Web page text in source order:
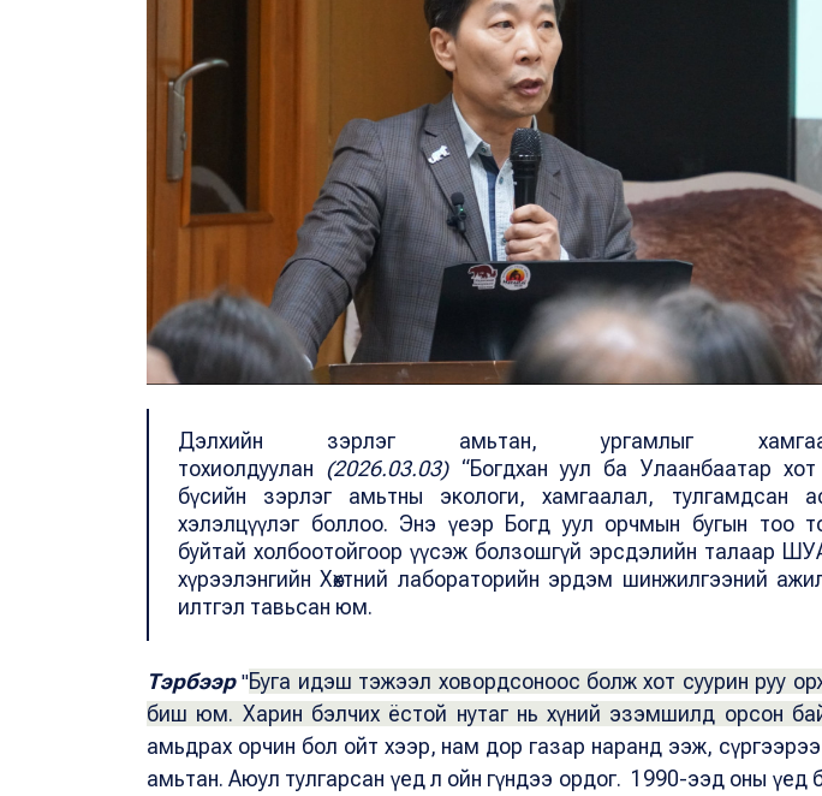
Дэлхийн зэрлэг амьтан, ургамлыг
тохиолдуулан (2026.03.03) “Богдхан уул ба Улаанбаатар
бүсийн зэрлэг амьтны экологи, хамгаалал, тулгамдсан
хэлэлцүүлэг боллоо. Энэ үеэр Богд уул орчмын бугын тоо
буйтай холбоотойгоор үүсэж болзошгүй эрсдэлийн талаар
хүрээлэнгийн Хөхтний лабораторийн эрдэм шинжилгээний
илтгэл тавьсан юм.
Тэрбээр"Буга идэш тэжээл ховордсоноос болж хот суурин руу
биш юм. Харин бэлчих ёстой нутаг нь хүний эзэмшилд орсон
амьдрах орчин бол ойт хээр, нам дор газар наранд ээж,
амьтан. Аюул тулгарсан үед л ойн гүндээ ордог. 1990-ээд оны үед